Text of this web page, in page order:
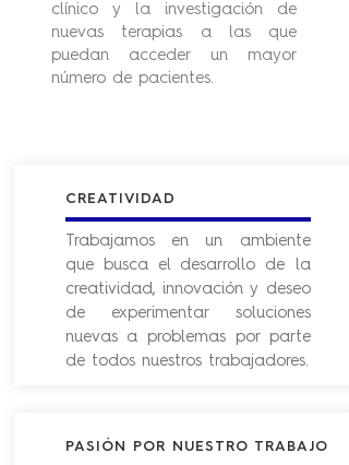
clínico y la investigación de
nuevas terapias a las que
puedan acceder un mayor
número de pacientes.
CREATIVIDAD
Trabajamos en un ambiente
que busca el desarrollo de la
creatividad, innovación y deseo
de experimentar soluciones
nuevas a problemas por parte
de todos nuestros trabajadores.
PASIÓN POR NUESTRO TRABAJO